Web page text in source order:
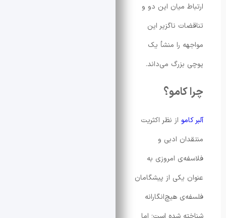
میان این دو و
ناگزیر این
را منشأ یک
می‌داند.
از نظر اکثریت
ادبی و
امروزی به
از پیشگامان
هیچ‌انگارانه